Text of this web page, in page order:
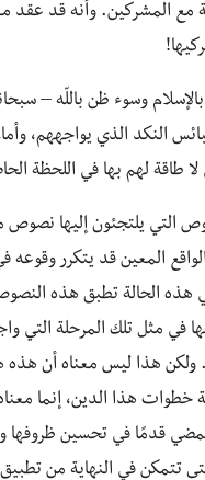
مع المشركين. وأنه قد عقد
وسوء ظن باللّه –
النكد الذي يواجههم،
لا طاقة لهم بها في اللحظة
التي يلتجئون إليها نصوص
المعين قد يتكرر وقوعه
هذه الحالة تطبق هذه
في مثل تلك المرحلة التي
ولكن هذا ليس معناه أن هذه
خطوات هذا الدين، إنما
قدمًا في تحسين ظروفها
تتمكن في النهاية من تطبيق